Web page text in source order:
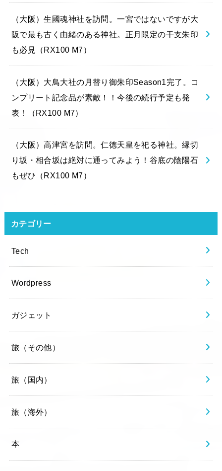
（大阪）生國魂神社を訪問。一宮ではないですが大
阪で最も古く由緒のある神社。正月限定の干支朱印
も必見（RX100 M7）
（大阪）大鳥大社の月替り御朱印Season1完了。コ
ンプリート記念品が素敵！！今後の続行予定も発
表！（RX100 M7）
（大阪）高津宮を訪問。仁徳天皇を祀る神社。縁切
り坂・相合坂は絶対に通ってみよう！谷底の陰陽石
もぜひ（RX100 M7）
カテゴリー
Tech
Wordpress
ガジェット
旅（その他）
旅（国内）
旅（海外）
本